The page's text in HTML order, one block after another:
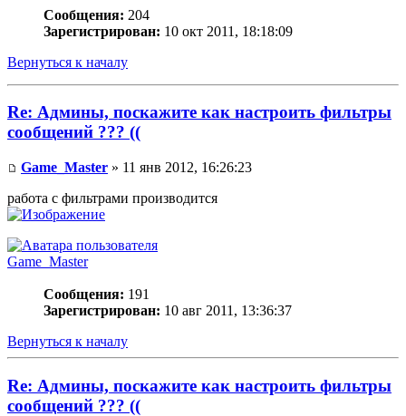
Сообщения: 204
Зарегистрирован: 10 окт 2011, 18:18:09
Вернуться к началу
Re: Админы, поскажите как настроить фильтры
сообщений ??? ((
Game_Master » 11 янв 2012, 16:26:23
работа с фильтрами производится
Game_Master
Сообщения: 191
Зарегистрирован: 10 авг 2011, 13:36:37
Вернуться к началу
Re: Админы, поскажите как настроить фильтры
сообщений ??? ((